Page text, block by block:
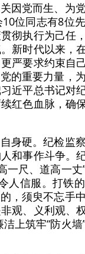
因党而生、为
位同志有8位
彻执行为己任
新时代以来，
严要求约束自
的重要力量，
近平总书记对
红色血脉，确
身硬。纪检监
和事作斗争。
尺、道高一丈
人信服。打铁
，须臾不忘手
观、义利观、
上筑牢“防火